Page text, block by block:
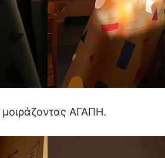
μοιράζοντας ΑΓΑΠΗ.